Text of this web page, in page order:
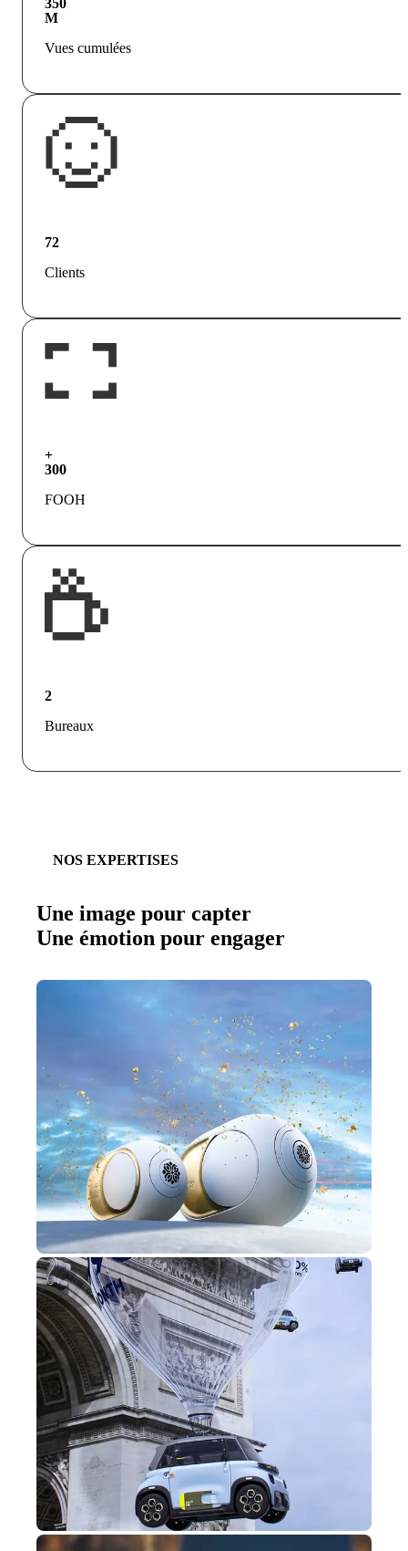
Jimmy Choo
+980K vues
M
Vues cumulées
72
Clients
+
300
FOOH
2
Bureaux
NOS EXPERTISES
Une image pour capter
Une émotion pour engager